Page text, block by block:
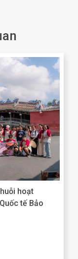
hoạt
tế Bảo